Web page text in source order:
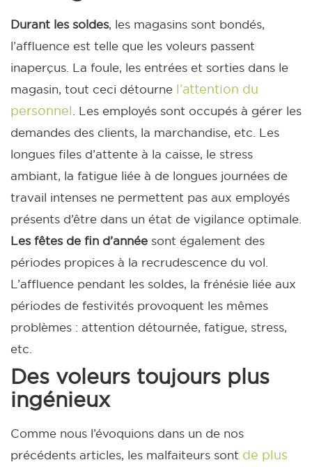
Durant les soldes, les magasins sont bondés,
l’affluence est telle que les voleurs passent
inaperçus. La foule, les entrées et sorties dans le
magasin, tout ceci détourne l’attention du
personnel . Les employés sont occupés à gérer les
demandes des clients, la marchandise, etc. Les
longues files d’attente à la caisse, le stress
ambiant, la fatigue liée à de longues journées de
travail intenses ne permettent pas aux employés
présents d’être dans un état de vigilance optimale.
Les fêtes de fin d’année sont également des
périodes propices à la recrudescence du vol.
L’affluence pendant les soldes, la frénésie liée aux
périodes de festivités provoquent les mêmes
problèmes : attention détournée, fatigue, stress,
etc.
Des voleurs toujours plus
ingénieux
Comme nous l’évoquions dans un de nos
précédents articles, les malfaiteurs sont de plus